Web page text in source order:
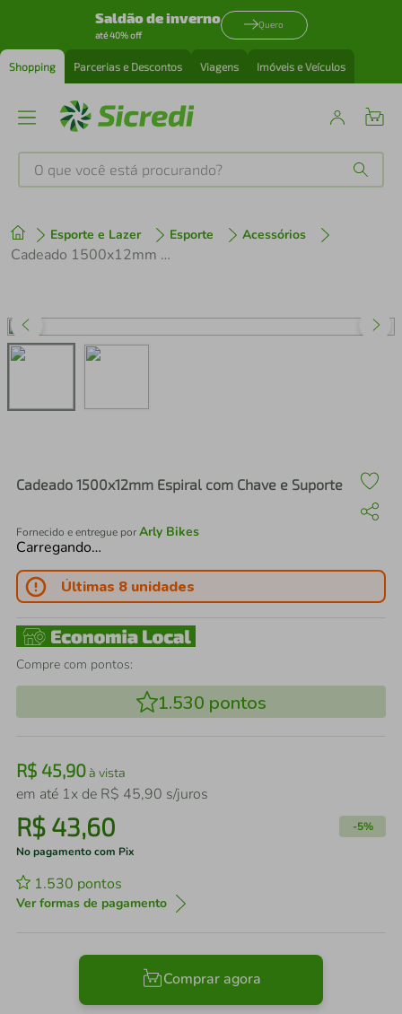
Saldão de inverno
até 40% off
Quero
Shopping Parcerias e Descontos Viagens Imóveis e Veículos
O que você está procurando?
Esporte e Lazer Esporte Acessórios
Cadeado 1500x12mm Espiral com Chave e Suporte
Cadeado 1500x12mm Espiral com Chave e Suporte
Fornecido e entregue porArly Bikes
Carregando…
Últimas 8 unidades
Compre com pontos:
1.530 pontos
R$ 45,90à vista
em até 1x de R$ 45,90 s/juros
R$ 43,60 -5%
No pagamento com Pix
1.530 pontos
Ver formas de pagamento
Comprar agora
1º tenis
perfume